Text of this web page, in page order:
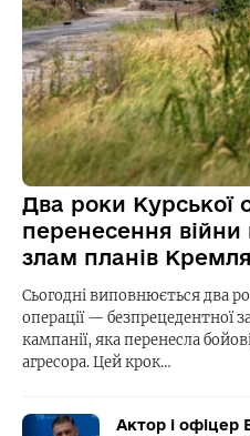
Два роки Курської
перенесення
злам планів Кремля
Сьогодні виповнюється два
операції — безпрецедентної
кампанії, яка перенесла
агресора. Цей крок…
Актор і офіцер